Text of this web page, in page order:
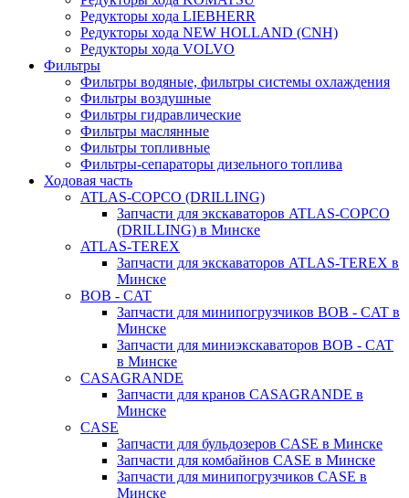
Редукторы хода LIEBHERR
Редукторы хода NEW HOLLAND (CNH)
Редукторы хода VOLVO
Фильтры
Фильтры водяные, фильтры системы охлаждения
Фильтры воздушные
Фильтры гидравлические
Фильтры маслянные
Фильтры топливные
Фильтры-сепараторы дизельного топлива
Ходовая часть
ATLAS-COPCO (DRILLING)
Запчасти для экскаваторов ATLAS-COPCO
(DRILLING) в Минске
ATLAS-TEREX
Запчасти для экскаваторов ATLAS-TEREX в
Минске
BOB - CAT
Запчасти для минипогрузчиков BOB - CAT в
Минске
Запчасти для миниэкскаваторов BOB - CAT
в Минске
CASAGRANDE
Запчасти для кранов CASAGRANDE в
Минске
CASE
Запчасти для бульдозеров CASE в Минске
Запчасти для комбайнов CASE в Минске
Запчасти для минипогрузчиков CASE в
Минске